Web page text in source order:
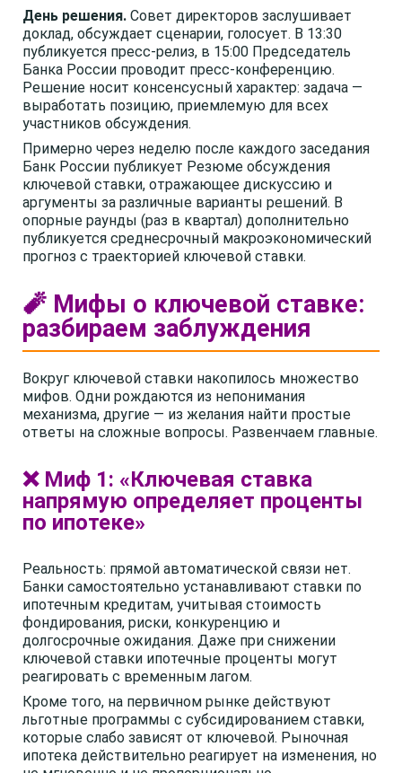
День решения. Совет директоров заслушивает
доклад, обсуждает сценарии, голосует. В 13:30
публикуется пресс-релиз, в 15:00 Председатель
Банка России проводит пресс-конференцию.
Решение носит консенсусный характер: задача —
выработать позицию, приемлемую для всех
участников обсуждения.
Примерно через неделю после каждого заседания
Банк России публикует Резюме обсуждения
ключевой ставки, отражающее дискуссию и
аргументы за различные варианты решений. В
опорные раунды (раз в квартал) дополнительно
публикуется среднесрочный макроэкономический
прогноз с траекторией ключевой ставки.
🧨 Мифы о ключевой ставке:
разбираем заблуждения
Вокруг ключевой ставки накопилось множество
мифов. Одни рождаются из непонимания
механизма, другие — из желания найти простые
ответы на сложные вопросы. Развенчаем главные.
❌ Миф 1: «Ключевая ставка
напрямую определяет проценты
по ипотеке»
Реальность: прямой автоматической связи нет.
Банки самостоятельно устанавливают ставки по
ипотечным кредитам, учитывая стоимость
фондирования, риски, конкуренцию и
долгосрочные ожидания. Даже при снижении
ключевой ставки ипотечные проценты могут
реагировать с временным лагом.
Кроме того, на первичном рынке действуют
льготные программы с субсидированием ставки,
которые слабо зависят от ключевой. Рыночная
ипотека действительно реагирует на изменения, но